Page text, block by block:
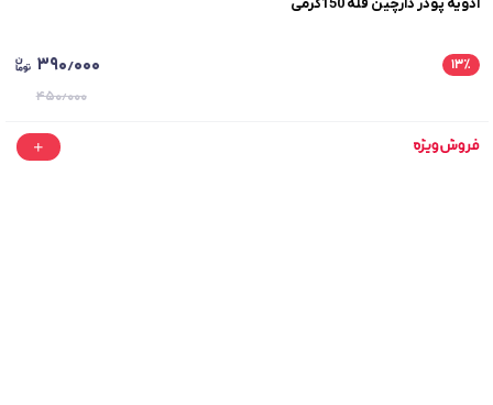
ادویه پودر دارچین فله 150گرمی
۱۳٪ ۳۹۰٫۰۰۰
۴۵۰٫۰۰۰